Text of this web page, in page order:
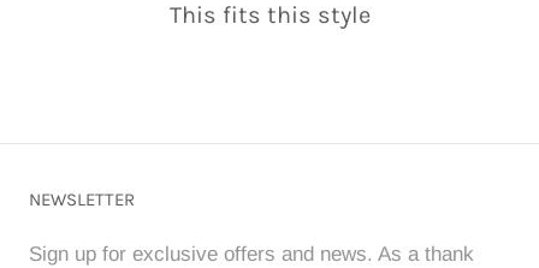
This fits this style
NEWSLETTER
Sign up for exclusive offers and news. As a thank